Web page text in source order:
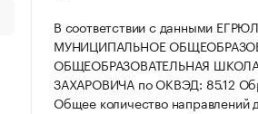
В соответствии с данными
МУНИЦИПАЛЬНОЕ
ОБЩЕОБРАЗОВАТЕЛЬНАЯ
ЗАХАРОВИЧА по ОКВЭД: 85.12
Общее количество направлений